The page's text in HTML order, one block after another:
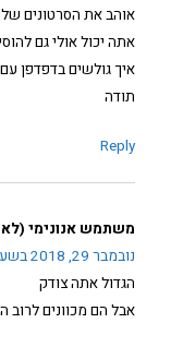
אוהב את הסרטונים
אתה יכול אולי גם
איך גולשים בדפדפן עם VPN ?
תודה
Reply
משתמש אנונימי
נובמבר 29, 2018 בשעה 6:58 pm
הגדול אתה צודק
אבל הם מכוונים לרוב